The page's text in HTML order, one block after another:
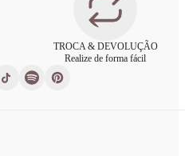
TROCA & DEVOLUÇÃO
Realize de forma fácil